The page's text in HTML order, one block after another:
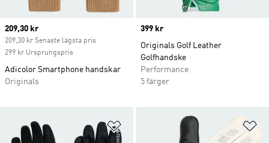
Current price
209,30 kr
209,30 kr Senaste lägsta pris
299 kr Ursprungspris
Adicolor Smartphone handskar
Originals
Price
399 kr
Originals Golf Leather
Golfhandske
Performance
5 färger
Lägg till på önskelistan